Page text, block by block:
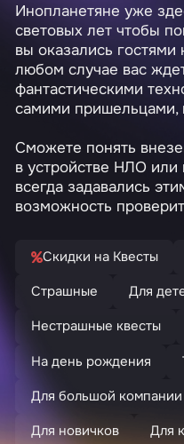
Инопланетяне уже
световых лет чтобы
вы оказались
любом случае вас
фантастическими
самими пришельцами,
Сможете понять
в устройстве НЛО
всегда задавались
возможность
Скидки на Квесты
Страшные
Для
Нестрашные квесты
На день рождения
Для большой компании
Для новичков
Для